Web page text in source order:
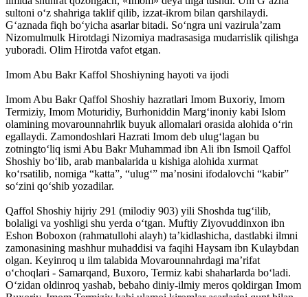
sultoni o‘z shahriga taklif qilib, izzat-ikrom bilan qarshilaydi.
G‘aznada fiqh bo‘yicha asarlar bitadi. So‘ngra uni vazirula’zam
Nizomulmulk Hirotdagi Nizomiya madrasasiga mudarrislik qilishga
yuboradi. Olim Hirotda vafot etgan.
Imom Abu Bakr Kaffol Shoshiyning hayoti va ijodi
Imom Abu Bakr Qaffol Shoshiy hazratlari Imom Buxoriy, Imom
Termiziy, Imom Moturidiy, Burhoniddin Marg‘inoniy kabi Islom
olamining movarounnahrlik buyuk allomalari orasida alohida o‘rin
egallaydi. Zamondoshlari Hazrati Imom deb ulug‘lagan bu
zotningto‘liq ismi Abu Bakr Muhammad ibn Ali ibn Ismoil Qaffol
Shoshiy bo‘lib, arab manbalarida u kishiga alohida xurmat
ko‘rsatilib, nomiga “katta”, “ulug‘” ma’nosini ifodalovchi “kabir”
so‘zini qo‘shib yozadilar.
Qaffol Shoshiy hijriy 291 (milodiy 903) yili Shoshda tug‘ilib,
bolaligi va yoshligi shu yerda o‘tgan. Muftiy Ziyovuddinxon ibn
Eshon Boboxon (rahmatullohi alayh) ta’kidlashicha, dastlabki ilmni
zamonasining mashhur muhaddisi va faqihi Haysam ibn Kulaybdan
olgan. Keyinroq u ilm talabida Movarounnahrdagi ma’rifat
o‘choqlari - Samarqand, Buxoro, Termiz kabi shaharlarda bo‘ladi.
O‘zidan oldinroq yashab, bebaho diniy-ilmiy meros qoldirgan Imom